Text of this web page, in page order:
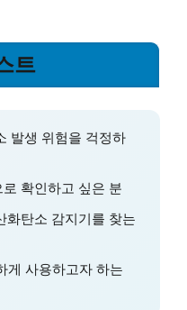
트
발생 위험을 걱정하
확인하고 싶은 분
화탄소 감지기를 찾는
게 사용하고자 하는